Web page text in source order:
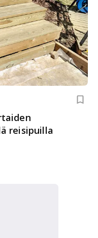
reisipuilla